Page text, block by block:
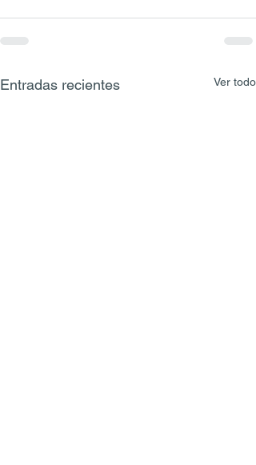
Entradas recientes Ver todo